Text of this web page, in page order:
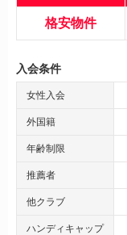
格安物件
入会条件
女性入会
外国籍
年齢制限
推薦者
他クラブ
ハンディキャップ